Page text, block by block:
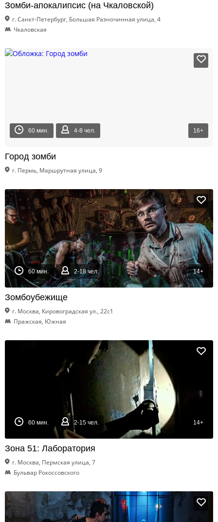
Зомби-апокалипсис (на Чкаловской)
г. Санкт-Петербург, Большая Разночинная улица, 4
Чкаловская
60 мин. 4-8 чел. 16+
Город зомби
г. Пермь, Маршрутная улица, 9
60 мин. 2-18 чел. 14+
Зомбоубежище
г. Москва, Кировоградская ул., 22с1
Пражская, Южная
60 мин. 2-15 чел. 14+
Зона 51: Лаборатория
г. Москва, Пермская улица, 7
Бульвар Рокоссовского